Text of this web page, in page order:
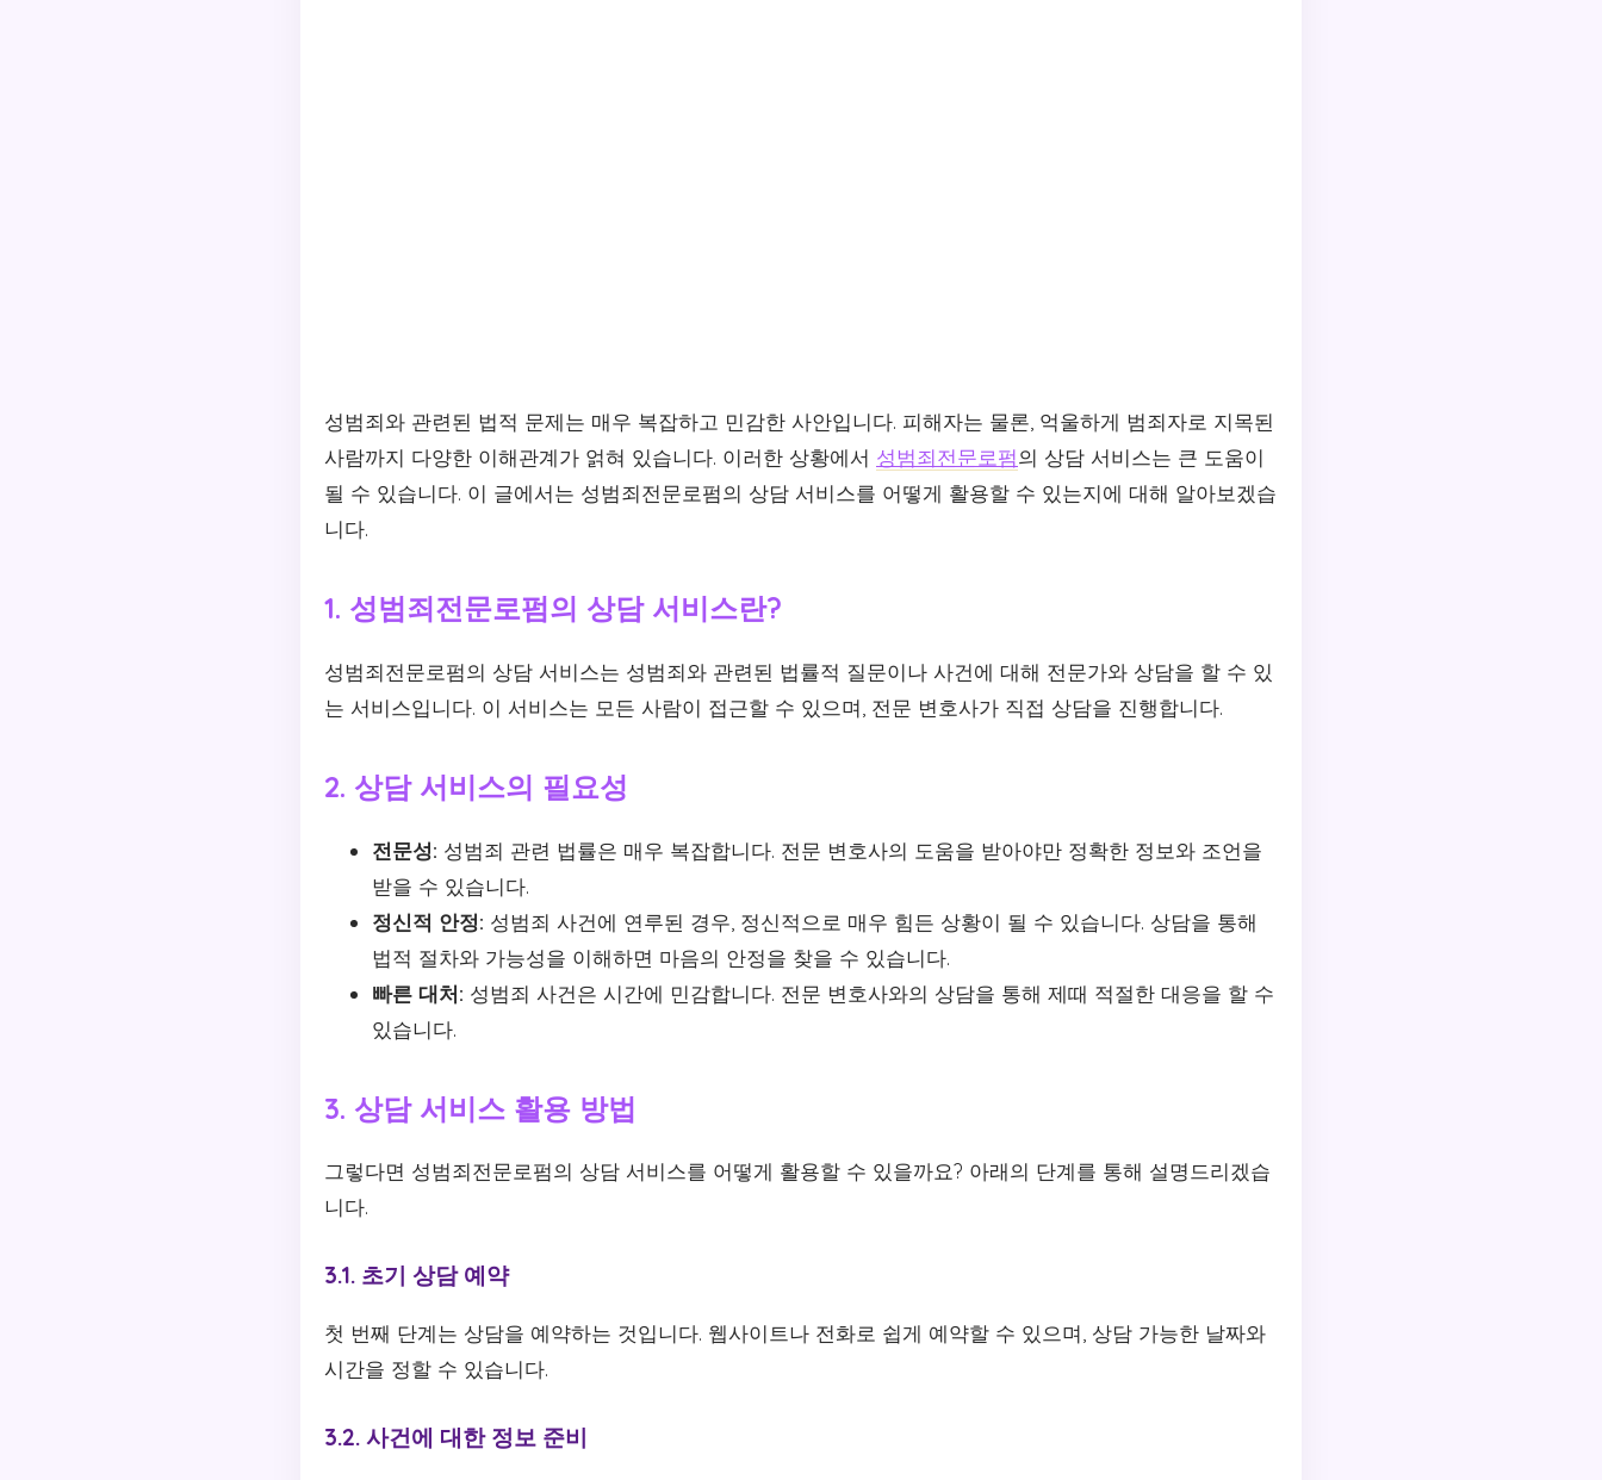
성범죄와 관련된 법적 문제는 매우 복잡하고 민감한 사안입니다. 피해자는 물론, 억울하게 범죄자로 지목된
사람까지 다양한 이해관계가 얽혀 있습니다. 이러한 상황에서 성범죄전문로펌의 상담 서비스는 큰 도움이
될 수 있습니다. 이 글에서는 성범죄전문로펌의 상담 서비스를 어떻게 활용할 수 있는지에 대해 알아보겠습
니다.
1. 성범죄전문로펌의 상담 서비스란?
성범죄전문로펌의 상담 서비스는 성범죄와 관련된 법률적 질문이나 사건에 대해 전문가와 상담을 할 수 있
는 서비스입니다. 이 서비스는 모든 사람이 접근할 수 있으며, 전문 변호사가 직접 상담을 진행합니다.
2. 상담 서비스의 필요성
전문성: 성범죄 관련 법률은 매우 복잡합니다. 전문 변호사의 도움을 받아야만 정확한 정보와 조언을
받을 수 있습니다.
정신적 안정: 성범죄 사건에 연루된 경우, 정신적으로 매우 힘든 상황이 될 수 있습니다. 상담을 통해
법적 절차와 가능성을 이해하면 마음의 안정을 찾을 수 있습니다.
빠른 대처: 성범죄 사건은 시간에 민감합니다. 전문 변호사와의 상담을 통해 제때 적절한 대응을 할 수
있습니다.
3. 상담 서비스 활용 방법
그렇다면 성범죄전문로펌의 상담 서비스를 어떻게 활용할 수 있을까요? 아래의 단계를 통해 설명드리겠습
니다.
3.1. 초기 상담 예약
첫 번째 단계는 상담을 예약하는 것입니다. 웹사이트나 전화로 쉽게 예약할 수 있으며, 상담 가능한 날짜와
시간을 정할 수 있습니다.
3.2. 사건에 대한 정보 준비